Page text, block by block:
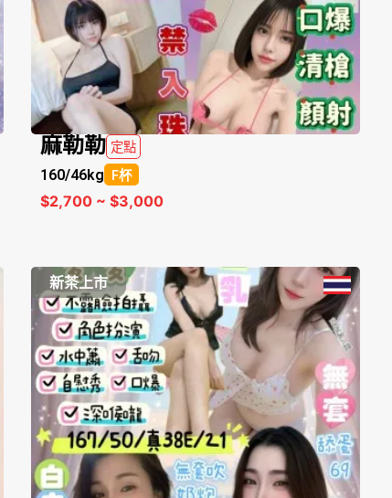
麻勒勒 定點
160/46kg F杯
$2,700 ~ $3,000
新茶上市